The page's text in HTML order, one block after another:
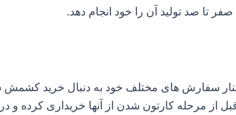
تا صد تولید آن را خود انجام دهد.
سفارش های مختلف خود به دنبال خرید
از مرحله کارتون شدن از آنها خریداری کرده و